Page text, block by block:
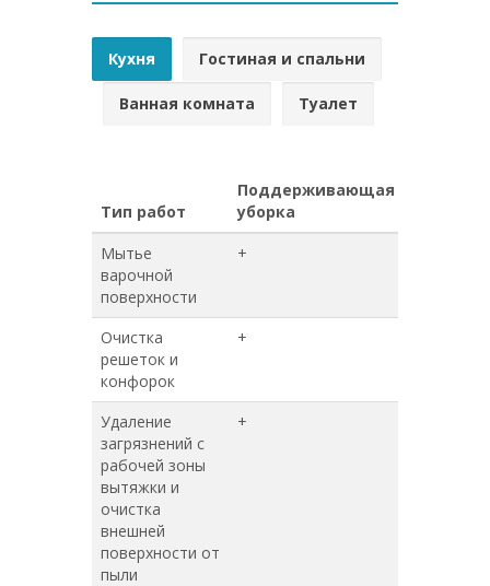
Кухня Гостиная и спальни
Ванная комната Туалет
Тип работ
Поддерживающая
уборка
Мытье
варочной
поверхности
+
Очистка
решеток и
конфорок
+
Удаление
загрязнений с
рабочей зоны
вытяжки и
очистка
внешней
поверхности от
пыли
+